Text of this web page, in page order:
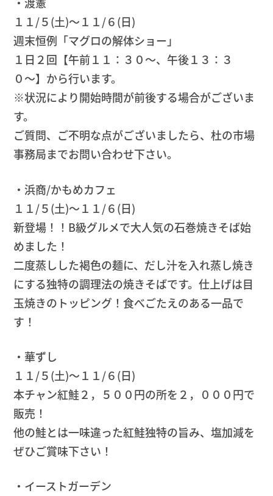
１１/５(土)〜１１/６(日)
週末恒例「マグロの解体ショー」
１日２回【午前１１：３０〜、午後１３：３
０〜】から行います。
※状況により開始時間が前後する場合がございま
す。
ご質問、ご不明な点がございましたら、杜の市場
事務局までお問い合わせ下さい。
・浜商/かもめカフェ
１１/５(土)～１１/６(日)
新登場！！B級グルメで大人気の石巻焼きそば始
めました！
二度蒸しした褐色の麺に、だし汁を入れ蒸し焼き
にする独特の調理法の焼きそばです。仕上げは目
玉焼きのトッピング！食べごたえのある一品で
す！
・華ずし
１１/５(土)～１１/６(日)
本チャン紅鮭２，５００円の所を２，０００円で
販売！
他の鮭とは一味違った紅鮭独特の旨み、塩加減を
ぜひご賞味下さい！
・イーストガーデン